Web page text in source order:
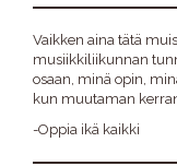
Vaikken aina tätä
musiikkiliikunnan
osaan, minä opin,
kun muutaman
-Oppia ikä kaikki